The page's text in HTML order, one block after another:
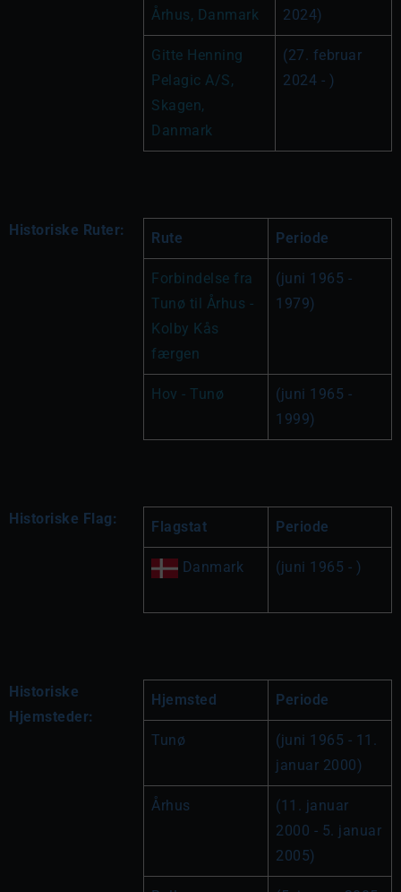
Århus, Danmark
2024)
Gitte Henning
Pelagic A/S,
Skagen,
Danmark
(27. februar
2024 - )
Historiske Ruter: Rute Periode
Forbindelse fra
Tunø til Århus -
Kolby Kås
færgen
(juni 1965 -
1979)
Hov - Tunø
(juni 1965 -
1999)
Historiske Flag: Flagstat Periode
Danmark (juni 1965 - )
Historiske
Hjemsteder:
Hjemsted Periode
Tunø
(juni 1965 - 11.
januar 2000)
Århus
(11. januar
2000 - 5. januar
2005)